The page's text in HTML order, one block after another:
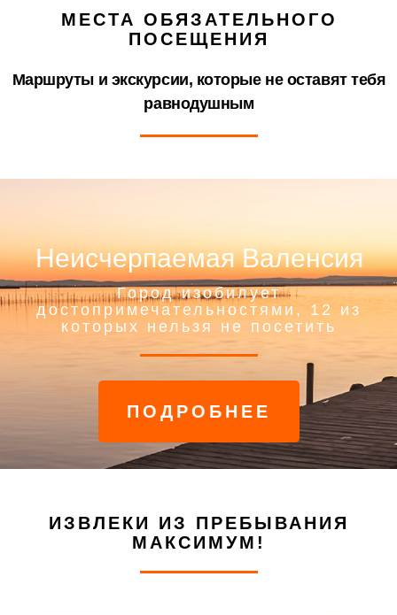
МЕСТА ОБЯЗАТЕЛЬНОГО
ПОСЕЩЕНИЯ
Маршруты и экскурсии, которые не оставят тебя
равнодушным
Неисчерпаемая Валенсия
Город изобилует
достопримечательностями, 12 из
которых нельзя не посетить
ПОДРОБНЕЕ
ИЗВЛЕКИ ИЗ ПРЕБЫВАНИЯ
МАКСИМУМ!